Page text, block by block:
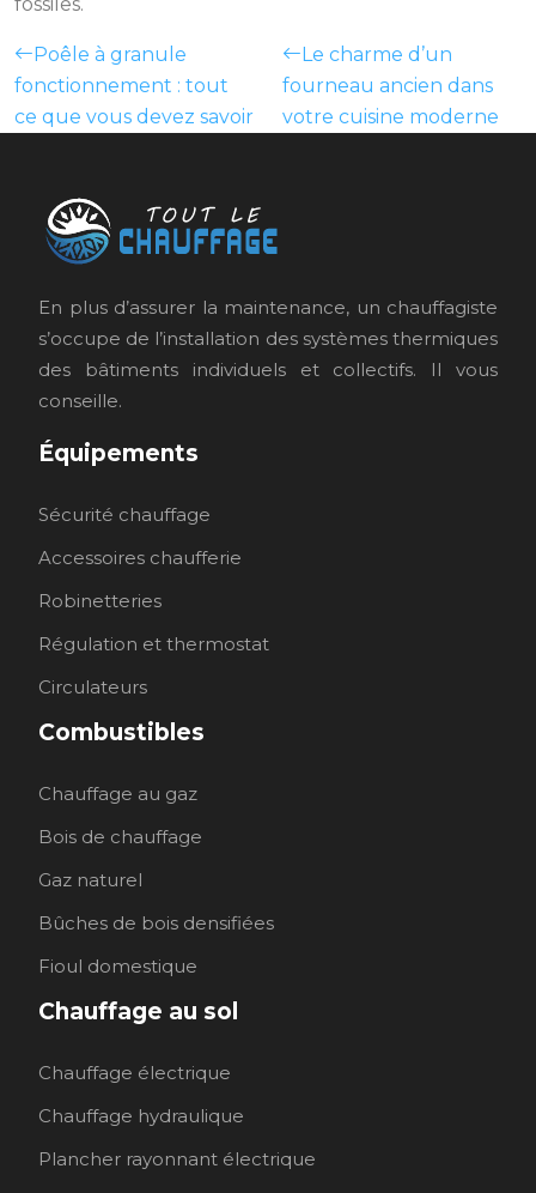
fossiles.
Poêle à granule
fonctionnement : tout
ce que vous devez savoir
Le charme d’un
fourneau ancien dans
votre cuisine moderne
En plus d’assurer la maintenance, un chauffagiste
s’occupe de l’installation des systèmes thermiques
des bâtiments individuels et collectifs. Il vous
conseille.
Équipements
Sécurité chauffage
Accessoires chaufferie
Robinetteries
Régulation et thermostat
Circulateurs
Combustibles
Chauffage au gaz
Bois de chauffage
Gaz naturel
Bûches de bois densifiées
Fioul domestique
Chauffage au sol
Chauffage électrique
Chauffage hydraulique
Plancher rayonnant électrique